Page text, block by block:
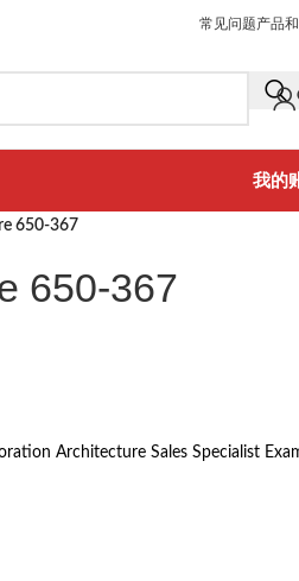
常见问题产品
我的
650-367
650-367
Architecture Sales Specialist